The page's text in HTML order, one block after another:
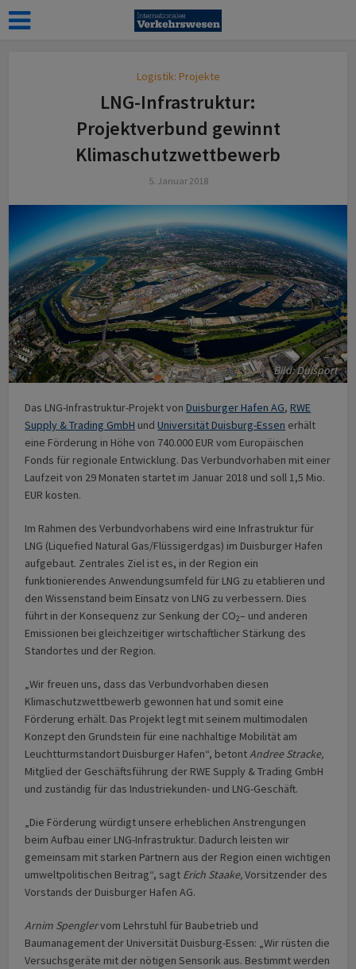
Logistik: Projekte
LNG-Infrastruktur:
Projektverbund gewinnt
Klimaschutzwettbewerb
5. Januar 2018
Bild: Duisport
Das LNG-Infrastruktur-Projekt vonDuisburger Hafen AG,RWE
Supply & Trading GmbH undUniversität Duisburg-Essen erhält
eine Förderung in Höhe von 740.000 EUR vom Europäischen
Fonds für regionale Entwicklung. Das Verbundvorhaben mit einer
Laufzeit von 29 Monaten startet im Januar 2018 und soll 1,5 Mio.
EUR kosten.
Im Rahmen des Verbundvorhabens wird eine Infrastruktur für
LNG (Liquefied Natural Gas/Flüssigerdgas) im Duisburger Hafen
aufgebaut. Zentrales Ziel ist es, in der Region ein
funktionierendes Anwendungsumfeld für LNG zu etablieren und
den Wissenstand beim Einsatz von LNG zu verbessern. Dies
führt in der Konsequenz zur Senkung der CO2– und anderen
Emissionen bei gleichzeitiger wirtschaftlicher Stärkung des
Standortes und der Region.
„Wir freuen uns, dass das Verbundvorhaben diesen
Klimaschutzwettbewerb gewonnen hat und somit eine
Förderung erhält. Das Projekt legt mit seinem multimodalen
Konzept den Grundstein für eine nachhaltige Mobilität am
Leuchtturmstandort Duisburger Hafen“, betontAndree Stracke,
Mitglied der Geschäftsführung der RWE Supply & Trading GmbH
und zuständig für das Industriekunden- und LNG-Geschäft.
„Die Förderung würdigt unsere erheblichen Anstrengungen
beim Aufbau einer LNG-Infrastruktur. Dadurch leisten wir
gemeinsam mit starken Partnern aus der Region einen wichtigen
umweltpolitischen Beitrag“, sagt Erich Staake,Vorsitzender des
Vorstands der Duisburger Hafen AG.
Arnim Spenglervom Lehrstuhl für Baubetrieb und
Baumanagement der Universität Duisburg-Essen: „Wir rüsten die
Versuchsgeräte mit der nötigen Sensorik aus. Bestimmt werden